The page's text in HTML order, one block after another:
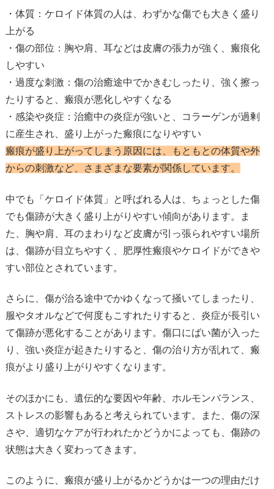
・体質：ケロイド体質の人は、わずかな傷でも大きく盛り
上がる
・傷の部位：胸や肩、耳などは皮膚の張力が強く、瘢痕化
しやすい
・過度な刺激：傷の治癒途中でかきむしったり、強く擦っ
たりすると、瘢痕が悪化しやすくなる
・感染や炎症：治癒中の炎症が強いと、コラーゲンが過剰
に産生され、盛り上がった瘢痕になりやすい
瘢痕が盛り上がってしまう原因には、もともとの体質や外
からの刺激など、さまざまな要素が関係しています。
中でも「ケロイド体質」と呼ばれる人は、ちょっとした傷
でも傷跡が大きく盛り上がりやすい傾向があります。ま
た、胸や肩、耳のまわりなど皮膚が引っ張られやすい場所
は、傷跡が目立ちやすく、肥厚性瘢痕やケロイドができや
すい部位とされています。
さらに、傷が治る途中でかゆくなって掻いてしまったり、
服やタオルなどで何度もこすれたりすると、炎症が長引い
て傷跡が悪化することがあります。傷口にばい菌が入った
り、強い炎症が起きたりすると、傷の治り方が乱れて、瘢
痕がより盛り上がりやすくなります。
そのほかにも、遺伝的な要因や年齢、ホルモンバランス、
ストレスの影響もあると考えられています。また、傷の深
さや、適切なケアが行われたかどうかによっても、傷跡の
状態は大きく変わってきます。
このように、瘢痕が盛り上がるかどうかは一つの理由だけ